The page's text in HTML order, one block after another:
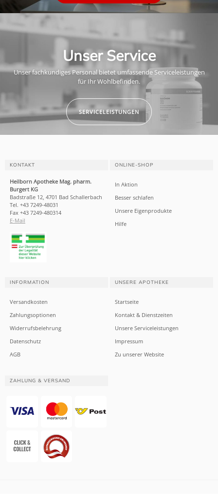
Unser Service
Unser fachkundiges Personal bietet umfassende Serviceleistungen
für Ihr Wohlbefinden.
SERVICELEISTUNGEN
KONTAKT
Heilborn Apotheke Mag. pharm.
Burgert KG
Badstraße 12, 4701 Bad Schallerbach
Tel. +43 7249-48031
Fax +43 7249-480314
E-Mail
ONLINE-SHOP
In Aktion
Besser schlafen
Unsere Eigenprodukte
Hilfe
INFORMATION
Versandkosten
Zahlungsoptionen
Widerrufsbelehrung
Datenschutz
AGB
UNSERE APOTHEKE
Startseite
Kontakt & Dienstzeiten
Unsere Serviceleistungen
Impressum
Zu unserer Website
ZAHLUNG & VERSAND